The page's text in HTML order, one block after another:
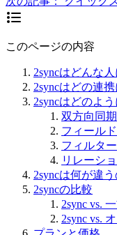
このページの内容
2syncはどんな
2syncはどの連
2syncはどのよ
双方向同期
フィール
フィルター
リレーシ
2syncは何が違
2syncの比較
2sync vs.
2sync vs.